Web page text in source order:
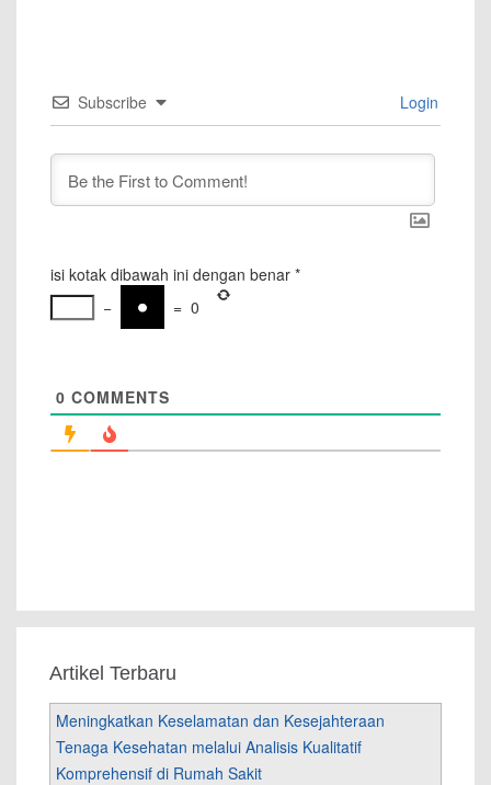
Subscribe Login
isi kotak dibawah ini dengan benar *
−
= 0
0 COMMENTS
Artikel Terbaru
Meningkatkan Keselamatan dan Kesejahteraan
Tenaga Kesehatan melalui Analisis Kualitatif
Komprehensif di Rumah Sakit